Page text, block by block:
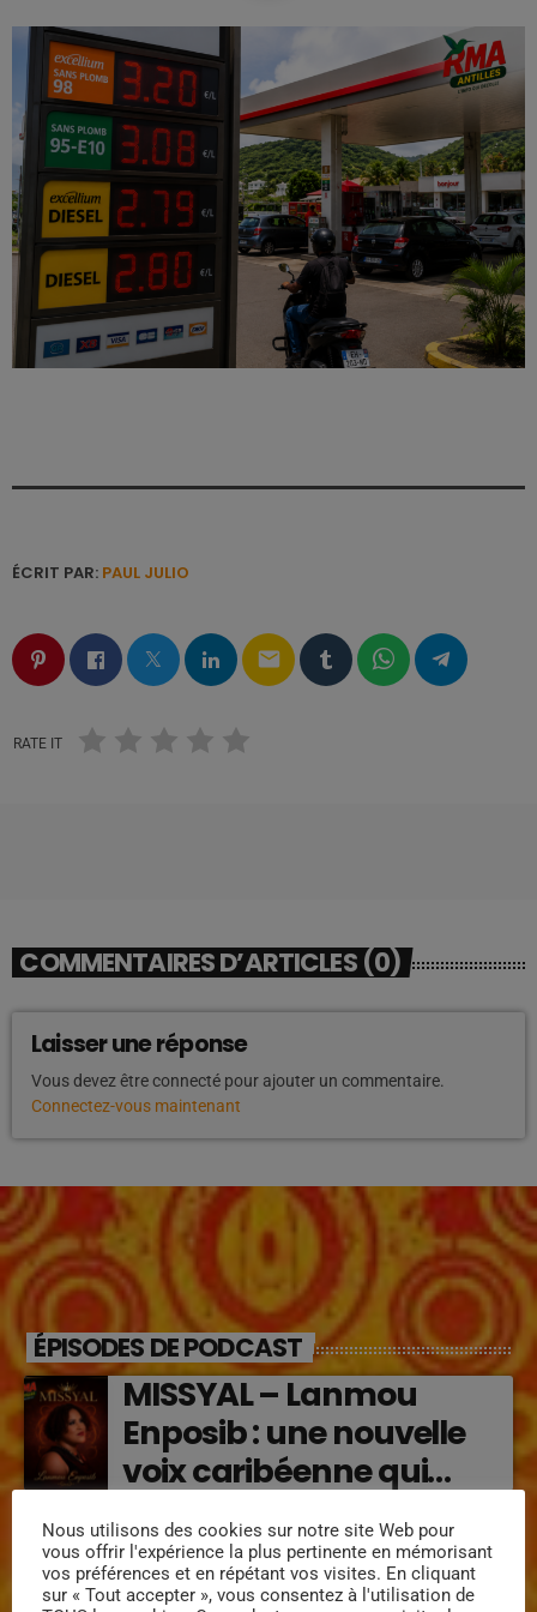
ÉCRIT PAR: PAUL JULIO
email
RATE IT
COMMENTAIRES D’ARTICLES (0)
Laisser une réponse
Vous devez être connecté pour ajouter un commentaire.
Connectez-vous maintenant
ÉPISODES DE PODCAST
MISSYAL – Lanmou
Enposib : une nouvelle
voix caribéenne qui
en musique (2026)
Régine Narou : Respekte
Mwen, la voix du respect
Nous utilisons des cookies sur notre site Web pour
vous offrir l'expérience la plus pertinente en mémorisant
vos préférences et en répétant vos visites. En cliquant
sur « Tout accepter », vous consentez à l'utilisation de